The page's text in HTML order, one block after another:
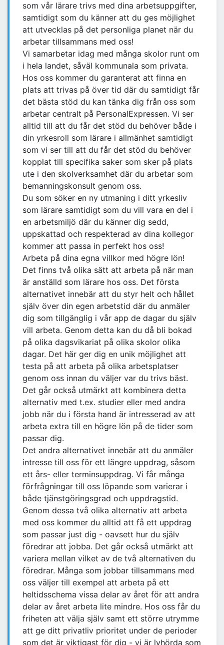
som vår lärare trivs med dina arbetsuppgifter,
samtidigt som du känner att du ges möjlighet
att utvecklas på det personliga planet när du
arbetar tillsammans med oss!
Vi samarbetar idag med många skolor runt om
i hela landet, såväl kommunala som privata.
Hos oss kommer du garanterat att finna en
plats att trivas på över tid där du samtidigt får
det bästa stöd du kan tänka dig från oss som
arbetar centralt på PersonalExpressen. Vi ser
alltid till att du får det stöd du behöver både i
din yrkesroll som lärare i allmänhet samtidigt
som vi ser till att du får det stöd du behöver
kopplat till specifika saker som sker på plats
ute i den skolverksamhet där du arbetar som
bemanningskonsult genom oss.
Du som söker en ny utmaning i ditt yrkesliv
som lärare samtidigt som du vill vara en del i
en arbetsmiljö där du känner dig sedd,
uppskattad och respekterad av dina kollegor
kommer att passa in perfekt hos oss!
Arbeta på dina egna villkor med högre lön!
Det finns två olika sätt att arbeta på när man
är anställd som lärare hos oss. Det första
alternativet innebär att du styr helt och hållet
själv över din egen arbetstid där du anmäler
dig som tillgänglig i vår app de dagar du själv
vill arbeta. Genom detta kan du då bli bokad
på olika dagsvikariat på olika skolor olika
dagar. Det här ger dig en unik möjlighet att
testa på att arbeta på olika arbetsplatser
genom oss innan du väljer var du trivs bäst.
Det går också utmärkt att kombinera detta
alternativ med t.ex. studier eller med andra
jobb när du i första hand är intresserad av att
arbeta extra till en högre lön på de tider som
passar dig.
Det andra alternativet innebär att du anmäler
intresse till oss för ett längre uppdrag, såsom
ett års- eller terminsuppdrag. Vi får många
förfrågningar till oss löpande som varierar i
både tjänstgöringsgrad och uppdragstid.
Genom dessa två olika alternativ att arbeta
med oss kommer du alltid att få ett uppdrag
som passar just dig - oavsett hur du själv
föredrar att jobba. Det går också utmärkt att
variera mellan vilket av de två alternativen du
föredrar. Många som jobbar tillsammans med
oss väljer till exempel att arbeta på ett
heltidsschema vissa delar av året för att andra
delar av året arbeta lite mindre. Hos oss får du
friheten att välja själv samt ett större utrymme
att ge ditt privatliv prioritet under de perioder
som det är viktigast för dig - vi är lyhörda som